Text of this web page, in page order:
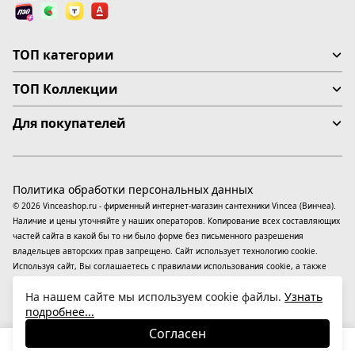
ТОП категории
ТОП Коллекции
Для покупателей
© 2026 Vinceashop.ru - фирменный интернет-магазин сантехники Vincea (Винчеа).
Наличие и цены уточняйте у наших операторов. Копирование всех составляющих
частей сайта в какой бы то ни было форме без письменного разрешения
владельцев авторских прав запрещено. Сайт использует технологию cookie.
Используя сайт, Вы соглашаетесь с правилами использования cookie, а также
применяютсярекомендательные технологии(информационные технологии
предоставления информации на основе сбора, систематизации и анализа
сведений, относящихся к предпочтениям пользователей сети «Интернет»,
находящихся на территории Российской Федерации).
Политика обработки персональных данных
На нашем сайте мы используем cookie файлы. Узнать
подробнее...
Согласен